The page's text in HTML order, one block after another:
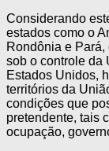
Considerando
estados como o
Rondônia e
sob o controle da
Estados Unidos,
territórios da
condições que
pretendente, tais
ocupação,